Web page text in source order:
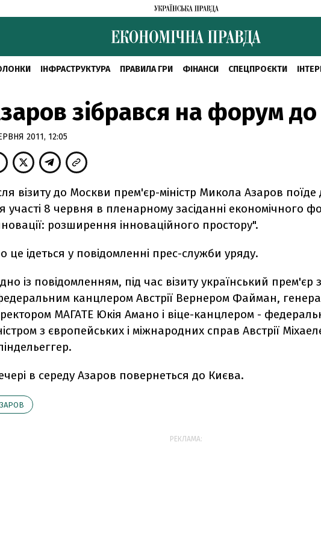
ІНФРАСТРУКТУРА ПРАВИЛА ГРИ ФІНАНСИ СПЕЦПРОЄКТИ
зібрався на форум до
2011, 12:05
візиту до Москви прем'єр-міністр Микола Азаров поїде
участі 8 червня в пленарному засіданні економічного
розширення інноваційного простору".
це ідеться у повідомленні прес-служби уряду.
із повідомленням, під час візиту український прем'єр
канцлером Австрії Вернером Файман,
МАГАТЕ Юкія Амано і віце-канцлером -
з європейських і міжнародних справ Австрії
в середу Азаров повернеться до Києва.
РЕКЛАМА: